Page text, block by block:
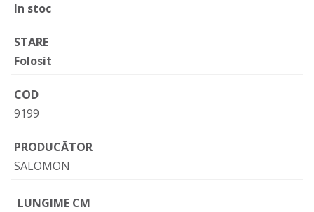
In stoc
STARE
Folosit
COD
9199
PRODUCĂTOR
SALOMON
LUNGIME CM